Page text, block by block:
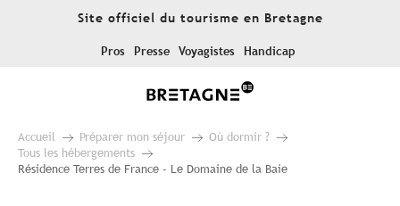
Site officiel du tourisme en Bretagne
Pros Presse Voyagistes Handicap
Accueil Préparer mon séjour
Où dormir ?
Tous les hébergements
Résidence Terres de France - Le Domaine de la Baie